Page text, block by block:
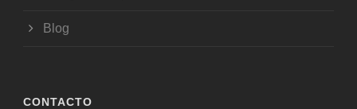
Blog
CONTACTO